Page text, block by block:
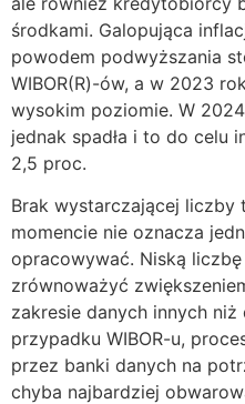
środkami. Galopująca
powodem podwyższania
WIBOR(R)-ów, a w 2023
wysokim poziomie. W
jednak spadła i to do celu
2,5 proc.
Brak wystarczającej liczby
momencie nie oznacza
opracowywać. Niską
zrównoważyć
zakresie danych innych niż
przypadku WIBOR-u,
przez banki danych na
chyba najbardziej